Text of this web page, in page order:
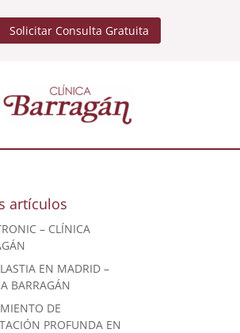
Solicitar Consulta Gratuita
artículos
– CLÍNICA
EN MADRID –
BARRAGÁN
DE
PROFUNDA EN